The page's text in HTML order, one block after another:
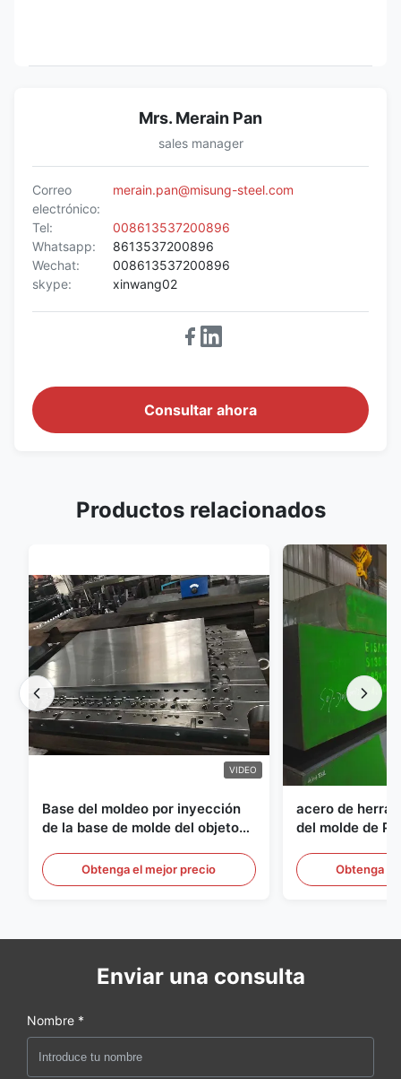
Mrs. Merain Pan
sales manager
Correo
electrónico:
merain.pan@misung-steel.com
Tel:
008613537200896
Whatsapp:
8613537200896
Wechat:
008613537200896
skype:
xinwang02
Consultar ahora
Productos relacionados
VIDEO
Base del moldeo por inyección
de la base de molde del objeto
DOMÉSTICO de S136 P20
Obtenga el mejor precio
acero de
del molde de
Obtenga el
Enviar una consulta
Nombre *